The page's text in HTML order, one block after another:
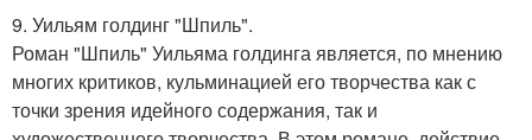
9. Уильям голдинг "Шпиль".
Роман "Шпиль" Уильяма голдинга является, по мнению
многих критиков, кульминацией его творчества как с
точки зрения идейного содержания, так и